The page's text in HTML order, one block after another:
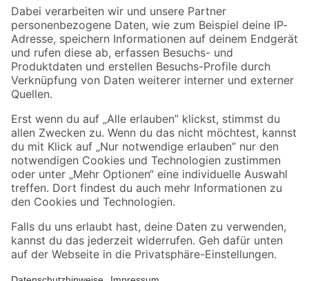
Zahlungsarten Versandarten
Sicher einkaufen
Jetzt die toom-App herunterladen
Alle Preisangaben in EUR inkl. gesetzl. MwSt.. Die dargestellten Angebote sind unter
Umständen nicht in allen Märkten verfügbar. Die angegebenen Verfügbarkeiten beziehen
Produkte nur solange der Vorrat reicht.